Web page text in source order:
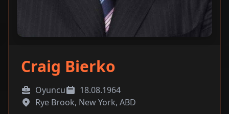
Craig Bierko
Oyuncu
18.08.1964
Rye Brook, New York, ABD